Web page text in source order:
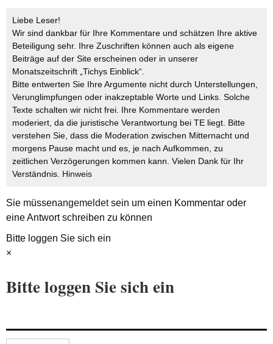
Liebe Leser!
Wir sind dankbar für Ihre Kommentare und schätzen Ihre aktive
Beteiligung sehr. Ihre Zuschriften können auch als eigene
Beiträge auf der Site erscheinen oder in unserer
Monatszeitschrift „Tichys Einblick“.
Bitte entwerten Sie Ihre Argumente nicht durch Unterstellungen,
Verunglimpfungen oder inakzeptable Worte und Links. Solche
Texte schalten wir nicht frei. Ihre Kommentare werden
moderiert, da die juristische Verantwortung bei TE liegt. Bitte
verstehen Sie, dass die Moderation zwischen Mitternacht und
morgens Pause macht und es, je nach Aufkommen, zu
zeitlichen Verzögerungen kommen kann. Vielen Dank für Ihr
Verständnis. Hinweis
Sie müssenangemeldetsein um einen Kommentar oder
eine Antwort schreiben zu können
Bitte loggen Sie sich ein
×
Bitte loggen Sie sich ein